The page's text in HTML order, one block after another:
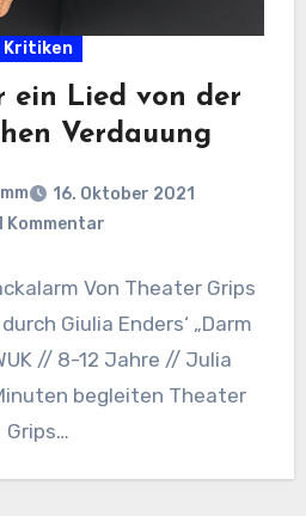
Kritiken
ein Lied von der
Verdauung
16. Oktober 2021
Kommentar
Von Theater Grips
Giulia Enders‘ „Darm
// 8-12 Jahre // Julia
begleiten Theater
Grips…